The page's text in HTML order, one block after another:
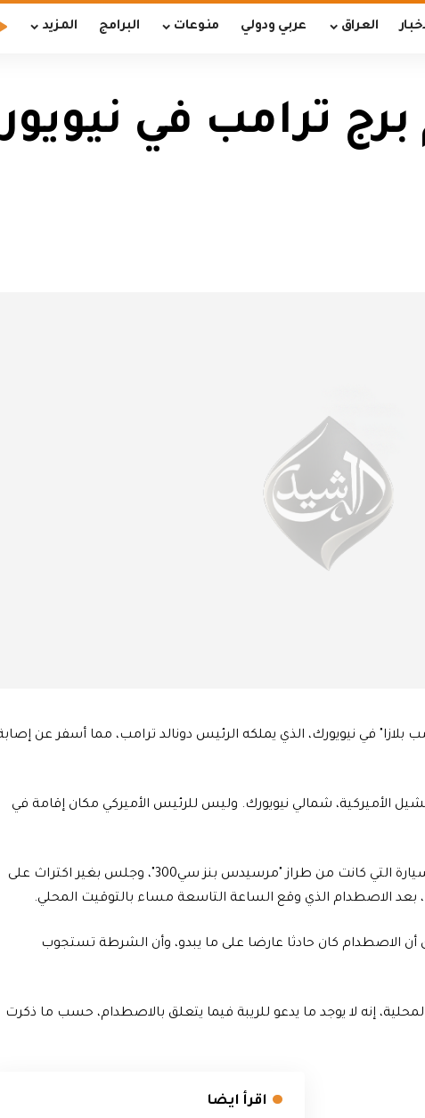
العراق عربي ودولي منوعات البرامج المزيد
برج ترامب في
بلازا" في نيويورك، الذي يملكه الرئيس دونالد ترامب، مما أسفر عن
الأميركية، شمالي نيويورك. وليس للرئيس الأميركي مكان إقامة في
وتمثلت الصدمة في أن السائق خرج من السيارة التي كانت من طراز "مرسيدس بنز سي300"، وجلس بغير اكتراث على
بعد الاصطدام الذي وقع الساعة التاسعة مساء بالتوقيت المحلي.
الاصطدام كان حادثا عارضا على ما يبدو، وأن الشرطة تستجوب
إنه لا يوجد ما يدعو للريبة فيما يتعلق بالاصطدام، حسب ما ذكرت
اقرأ ايضا